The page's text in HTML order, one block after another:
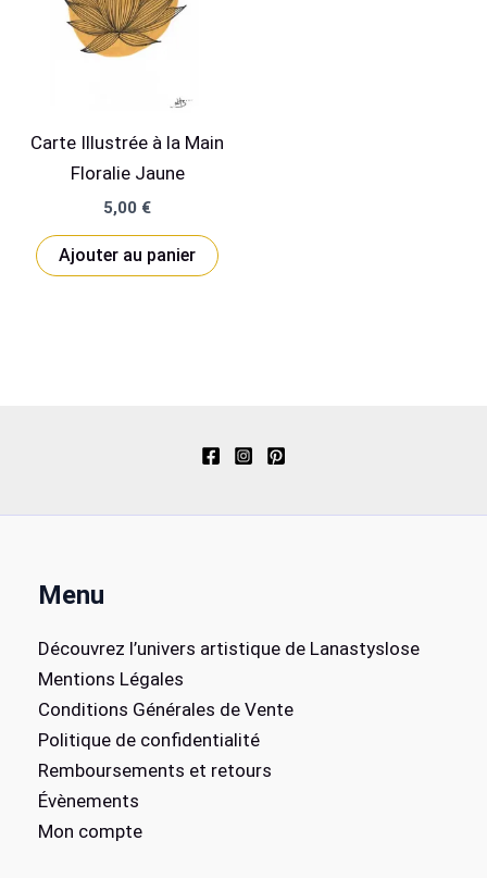
Carte Illustrée à la Main
Floralie Jaune
5,00 €
Ajouter au panier
Menu
Découvrez l’univers artistique de Lanastyslose
Mentions Légales
Conditions Générales de Vente
Politique de confidentialité
Remboursements et retours
Évènements
Mon compte